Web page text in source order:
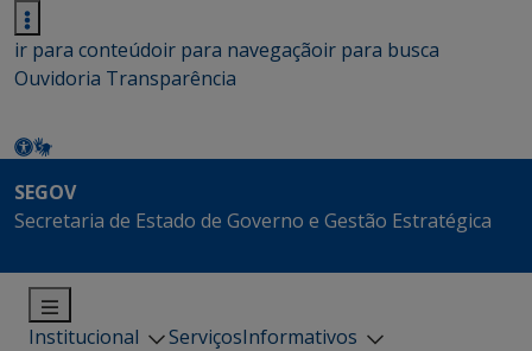
ir para conteúdoir para navegaçãoir para busca
Ouvidoria Transparência
SEGOV
Secretaria de Estado de Governo e Gestão Estratégica
Institucional ServiçosInformativos